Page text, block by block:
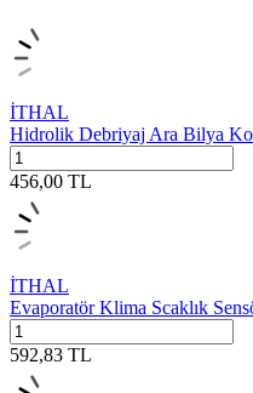
İTHAL
Hidrolik Debriyaj Ara Bilya
456,00 TL
İTHAL
Evaporatör Klima Scaklık
592,83 TL